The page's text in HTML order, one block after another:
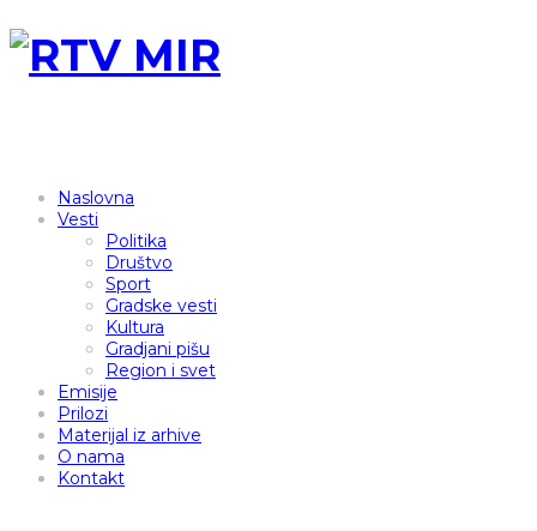
Naslovna
Vesti
Politika
Društvo
Sport
Gradske vesti
Kultura
Gradjani pišu
Region i svet
Emisije
Prilozi
Materijal iz arhive
O nama
Kontakt